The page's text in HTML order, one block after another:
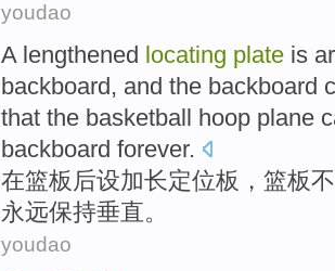
youdao
A lengthened locating plate is
backboard, and the backboard
that the basketball hoop plane
backboard forever.
在篮板 后设加长定位板 ，篮板
永远保持垂直。
youdao